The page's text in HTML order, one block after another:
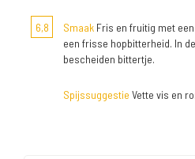
6,8 Smaak Fris en fruitig met
een frisse hopbitterheid. In
bescheiden bittertje.
Spijssuggestie Vette vis en